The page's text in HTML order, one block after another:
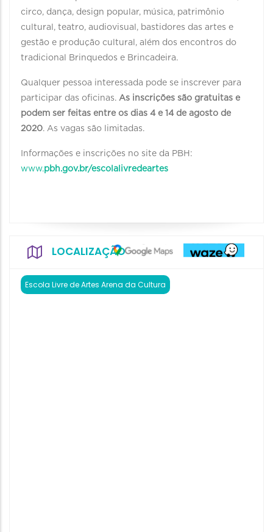
circo, dança, design popular, música, patrimônio
cultural, teatro, audiovisual, bastidores das artes e
gestão e produção cultural, além dos encontros do
tradicional Brinquedos e Brincadeira.
Qualquer pessoa interessada pode se inscrever para
participar das oficinas. As inscrições são gratuitas e
podem ser feitas entre os dias 4 e 14 de agosto de
2020. As vagas são limitadas.
Informações e inscrições no site da PBH:
www.pbh.gov.br/escolalivredeartes
LOCALIZAÇÃO
Escola Livre de Artes Arena da Cultura